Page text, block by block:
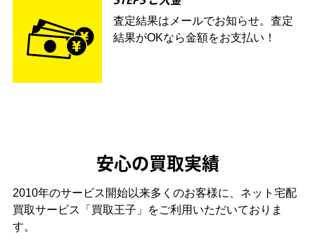
査定結果はメールでお知らせ。査定
結果がOKなら金額をお支払い！
安心の買取実績
2010年のサービス開始以来多くのお客様に、 ネット宅配
買取サービス「買取王子」をご利用いただいておりま
す。